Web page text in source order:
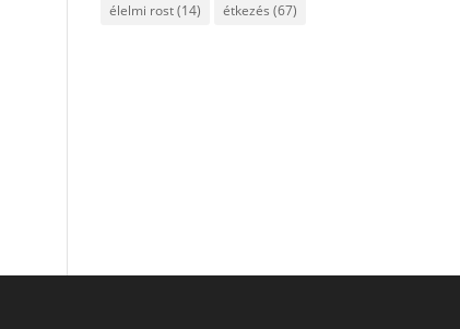
élelmi rost(14) étkezés (67)